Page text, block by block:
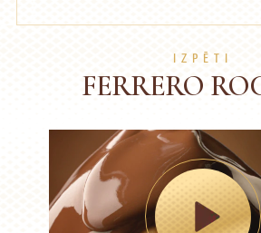
IZPĒTI
FERRERO